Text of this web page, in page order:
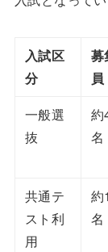
入試区
分
募
員
一般選
抜
約
名
共通テ
スト利
用
約
名